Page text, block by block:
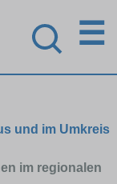
☰
und im Umkreis
im regionalen